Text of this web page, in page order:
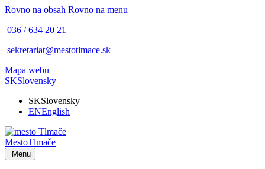
Rovno na obsah Rovno na menu
036 / 634 20 21
sekretariat@mestotlmace.sk
Mapa webu
SKSlovensky
SKSlovensky
ENEnglish
MestoTlmače
Menu